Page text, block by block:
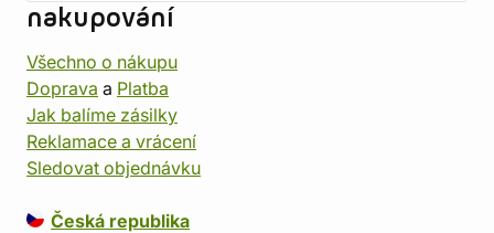
nakupování
Všechno o nákupu
Doprava a Platba
Jak balíme zásilky
Reklamace a vrácení
Sledovat objednávku
Česká republika